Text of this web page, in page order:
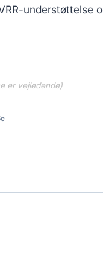
understøttelse
er vejledende)